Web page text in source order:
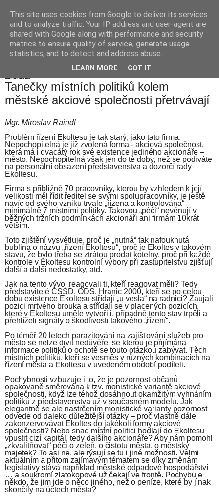
Hranické listy
Tanečky místních politiků kolem
městské akciové společnosti přetrvávají
Mgr. Miroslav Raindl
Problém řízení Ekoltesu je tak starý, jako tato firma.
Nepochopitelná je již zvolená forma - akciová společnost,
která má i dvacátý rok své existence jediného akcionáře –
město. Nepochopitelná však jen do té doby, než se podíváte
na personální obsazení představenstva a dozorčí rady
Ekoltesu.
Firma s přibližně 70 pracovníky, kterou by vzhledem k její
velikosti měl řídit ředitel se svými spolupracovníky, je ještě
navíc od svého vzniku trvale „řízena a kontrolována“
minimálně 7 místními politiky. Takovou „péči“ nevěnují v
běžných tržních podmínkách akcionáři ani firmám 10krát
větším.
Toto zjištění vysvětluje, proč je „nutná“ tak nafouknutá
bublina o názvu „řízení Ekoltesu“, proč je Ekoltes v takovém
stavu, že bylo třeba se ztrátou prodat kotelny, proč při každé
kontrole v Ekoltesu kontrolní výbory při zastupitelstvu zjišťují
další a další nedostatky, atd.
Jak na tento vývoj reagovali ti, kteří reagovat měli? Tedy
představitelé ČSSD, ODS, Hranic 2000, kteří se po celou
dobu existence Ekoltesu střídají „u vesla“ na radnici? Zaujali
pozici mrtvého brouka a střídali se v placených pozicích,
které v Ekoltesu uměle vytvořili, případně tento stav trpěli a
přehlíželi signály o škodlivosti takového „řízení“.
Po téměř 20 letech parazitování na zajišťování služeb pro
město se nelze divit nedůvěře, se kterou je přijímána
informace politiků o ochotě se touto otázkou zabývat. Těch
místních politiků, kteří se vesměs v různých kombinacích na
řízení města a Ekoltesu v uvedeném období podíleli.
Pochybnosti vzbuzuje i to, že je pozornost občanů
opakovaně směrována k tzv. monistické variantě akciové
společnosti, když lze téhož dosáhnout okamžitým vyhnáním
politiků z představenstva už v současném modelu. Jak
elegantně se ale nastrčením monistické varianty pozornost
odvede od daleko důležitější otázky – proč vlastně dále
zakonzervovávat Ekoltes do jakékoli formy akciové
společnosti? Nebo snad místní politici hodlají do Ekoltesu
vpustit cizí kapitál, tedy dalšího akcionáře? Aby nám pomohl
„zkvalitňovat“ péči o zeleň, o čistotu města, o městský
majetek? To asi ne, ale rýsují se tu i jiné možnosti. Velmi
aktuálním a přitom zajímavým tématem se díky změnám
legislativy stává například městské odpadové hospodářství
… a soukromí zlatokopové už čekají ve frontě. Pochybuje
někdo, že jim jde o něco jiného, než o peníze, které by jinak
skončily na účtech města?
This site uses cookies from Google to deliver its services
and to analyze traffic. Your IP address and user-agent are
shared with Google along with performance and security
metrics to ensure quality of service, generate usage
statistics, and to detect and address abuse.
LEARN MORE GOT IT